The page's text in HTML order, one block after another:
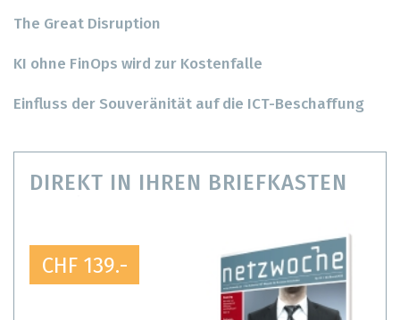
The Great Disruption
KI ohne FinOps wird zur Kostenfalle
Einfluss der Souveränität auf die ICT-Beschaffung
DIREKT IN IHREN BRIEFKASTEN
CHF 139.-